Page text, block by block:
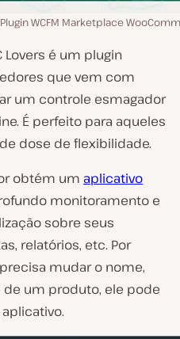
Plugin WCFM Marketplace
Lovers é um plugin
que vem com
um controle esmagador
É perfeito para aqueles
dose de flexibilidade.
obtém um aplicativo
monitoramento e
sobre seus
relatórios, etc. Por
mudar o nome,
um produto, ele pode